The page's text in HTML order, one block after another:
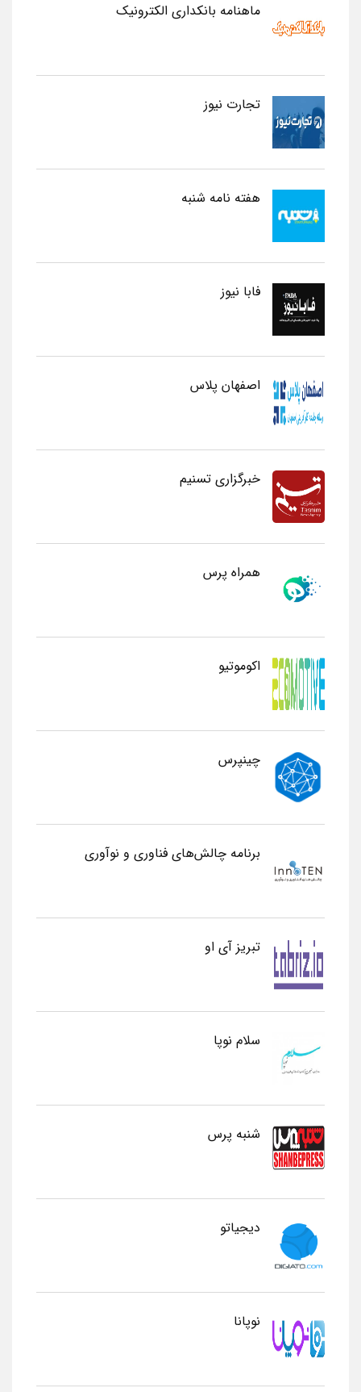
ماهنامه بانکداری الکترونیک
تجارت نیوز
هفته نامه شنبه
فابا نیوز
اصفهان پلاس
خبرگزاری تسنیم
همراه پرس
اکوموتیو
چینپرس
برنامه چالش‌های فناوری و نوآوری
تبریز آی او
سلام نوپا
شنبه پرس
دیجیاتو
نوپانا